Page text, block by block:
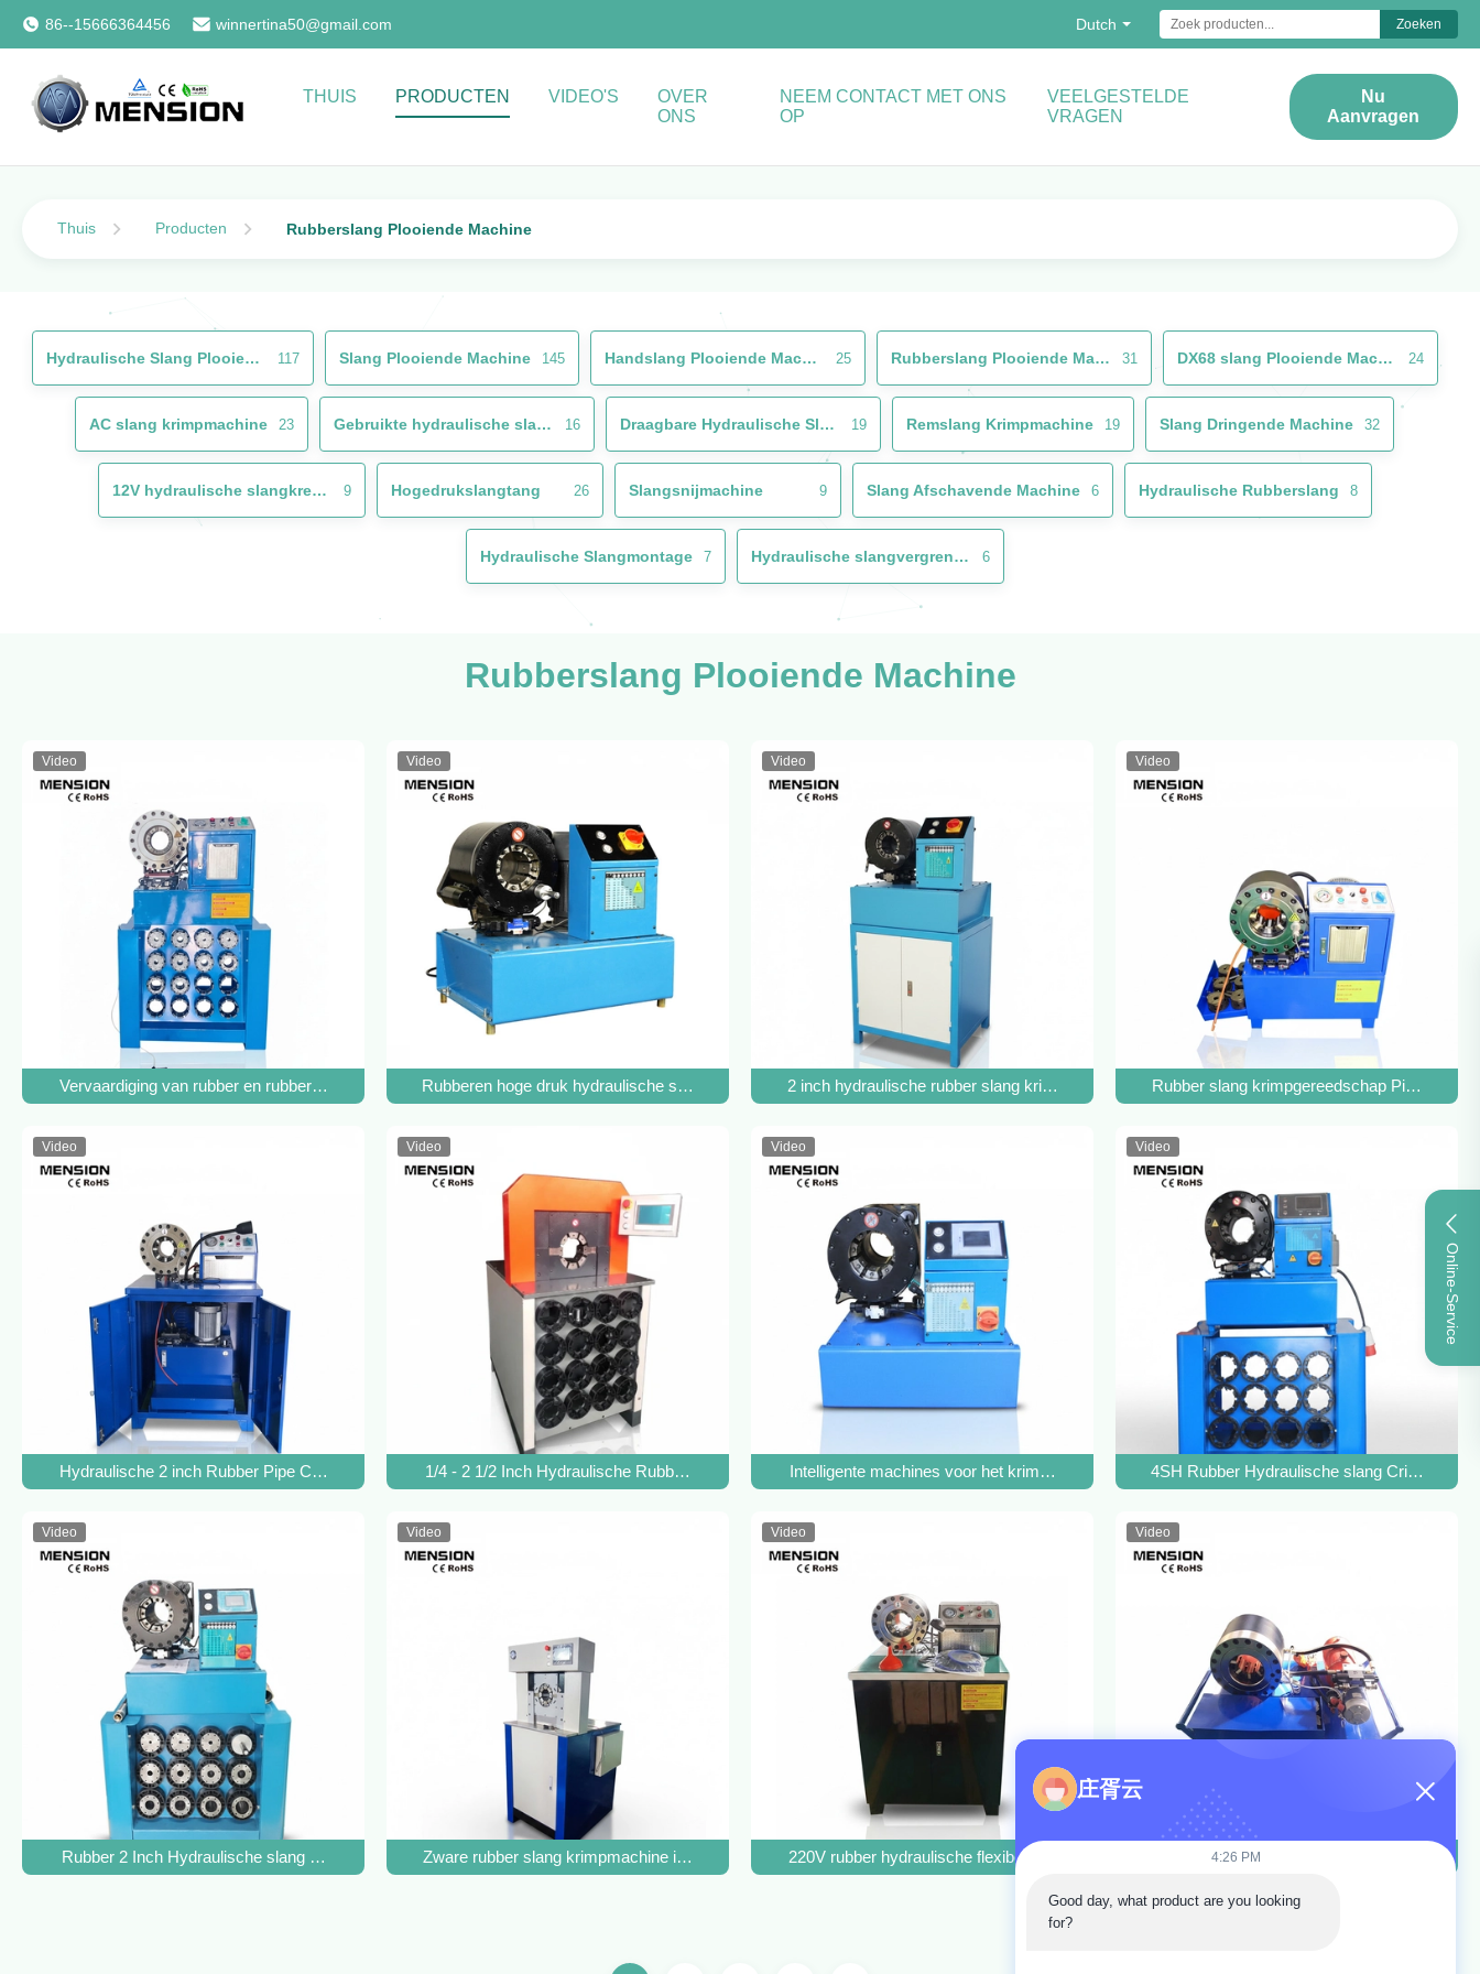
86--15666364456 winnertina50@gmail.com Dutch Zoeken
THUIS PRODUCTEN VIDEO'S
OVER
ONS
NEEM CONTACT MET ONS
OP
VEELGESTELDE
VRAGEN
Nu
Aanvragen
Online-Service
Thuis Producten Rubberslang Plooiende Machine
Hydraulische Slang Plooiende Machine 117 Slang Plooiende Machine 145 Handslang Plooiende Machine 25 Rubberslang Plooiende Machine 31 DX68 slang Plooiende Machine 24
AC slang krimpmachine 23 Gebruikte hydraulische slangpersmachine 16 Draagbare Hydraulische Slangcrimper 19 Remslang Krimpmachine 19 Slang Dringende Machine 32
12V hydraulische slangkremer 9 Hogedrukslangtang 26 Slangsnijmachine 9 Slang Afschavende Machine 6 Hydraulische Rubberslang 8
Hydraulische Slangmontage 7 Hydraulische slangvergrendeling 6
Rubberslang Plooiende Machine
Video
Vervaardiging van rubber en rubbermachines
Video
Rubberen hoge druk hydraulische slang Crimper 2 inch Pipe Crimping Machine
Video
2 inch hydraulische rubber slang krimpmachine hoge druk krimpgereedschap
Video
Rubber slang krimpgereedschap Pipe
Video
Hydraulische 2 inch Rubber Pipe Crimping Machine 380V slang Crimper Press
Video
1/4 - 2 1/2 Inch Hydraulische Rubber slang Crimping Machine Big Pipe Crimping Machine
Video
Intelligente machines voor het krimpen van rubberbuizen
Video
4SH Rubber Hydraulische slang Crimping
Video
Rubber 2 Inch Hydraulische slang Crimping Machine slang Eind Crimping Tool
Video
Zware rubber slang krimpmachine industriële hydraulische slang krimpmachine
Video
220V rubber hydraulische flexibele slang krimpmachine hydraulische kabel krimpmachines te
Video
Hydraulische rubber slang krimpmachine
庄胥云
4:26 PM
Good day, what product are you looking
for?